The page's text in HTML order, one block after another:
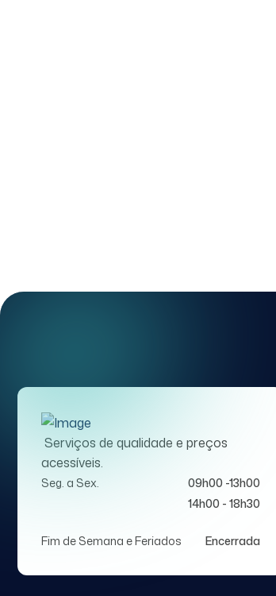
Serviços de qualidade e preços
acessíveis.
Seg. a Sex.
09h00 -13h00
14h00 - 18h30
Fim de Semana e Feriados Encerrada